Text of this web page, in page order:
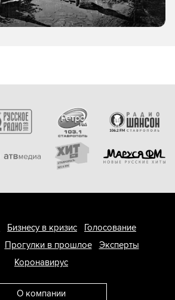
Бизнесу в кризис
Голосование
Прогулки в прошлое
Эксперты
Коронавирус
О компании